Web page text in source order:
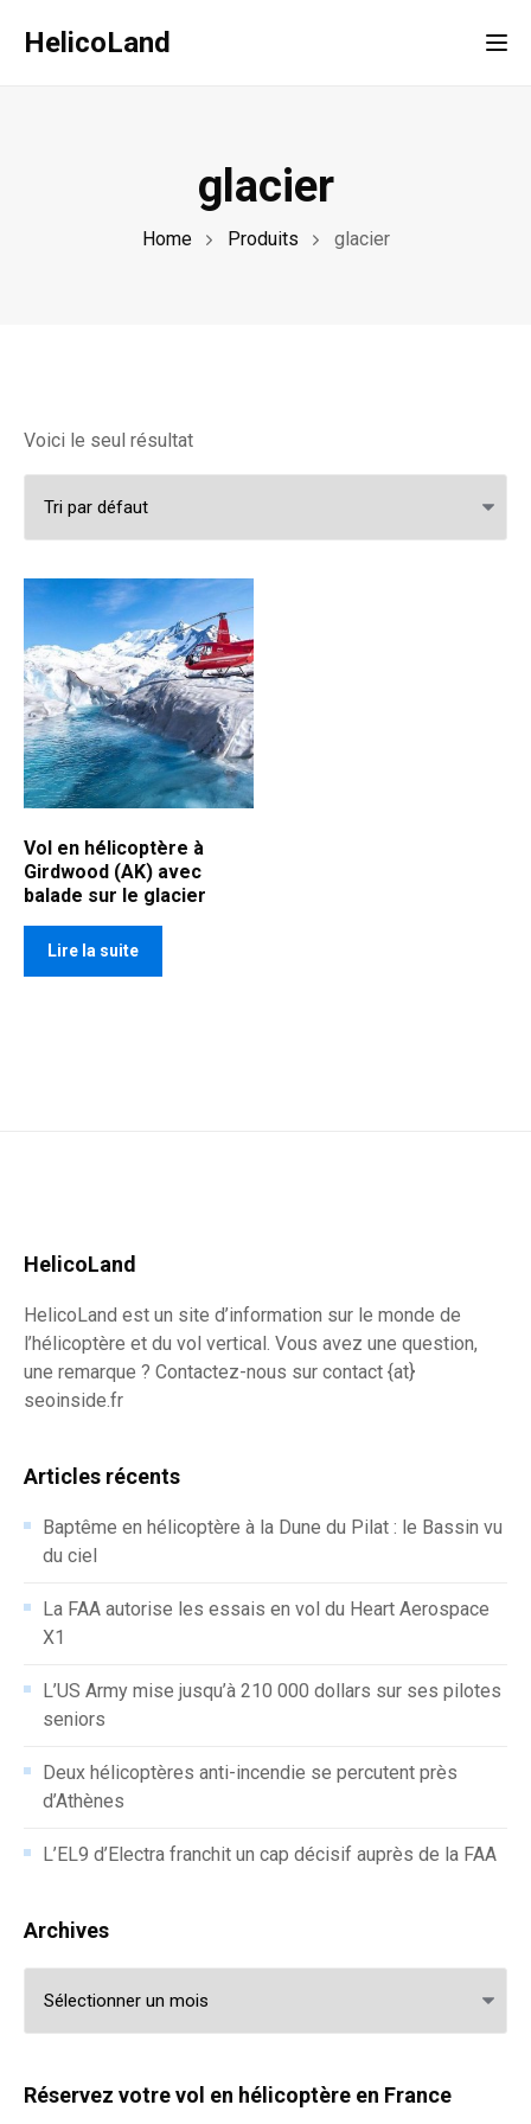
HelicoLand
glacier
Home Produits glacier
Voici le seul résultat
Vol en hélicoptère à
Girdwood (AK) avec
balade sur le glacier
Lire la suite
HelicoLand
HelicoLand est un site d’information sur le monde de
l’hélicoptère et du vol vertical. Vous avez une question,
une remarque ? Contactez-nous sur contact {at}
seoinside.fr
Articles récents
Baptême en hélicoptère à la Dune du Pilat : le Bassin vu
du ciel
La FAA autorise les essais en vol du Heart Aerospace
X1
L’US Army mise jusqu’à 210 000 dollars sur ses pilotes
seniors
Deux hélicoptères anti-incendie se percutent près
d’Athènes
L’EL9 d’Electra franchit un cap décisif auprès de la FAA
Archives
Réservez votre vol en hélicoptère en France